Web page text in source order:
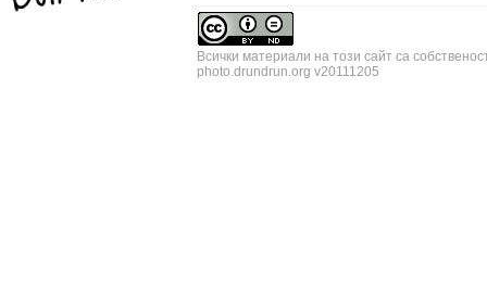
Всички материали на този сайт са
photo.drundrun.org v20111205